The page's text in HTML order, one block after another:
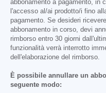
abbonamento a pagamento, in
l'accesso al/ai prodotto/i fino
pagamento. Se desideri
abbonamento in corso, devi
rimborso entro 30 giorni
funzionalità verrà interrotto
dell'elaborazione del rimborso.
È possibile annullare un
seguente modo: